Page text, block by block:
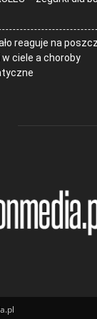
reaguje na
ciele a choroby